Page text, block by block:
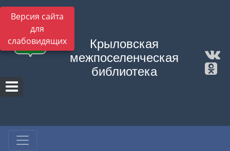
Версия сайта
для
слабовидящих
Крыловская
межпоселенческая
библиотека